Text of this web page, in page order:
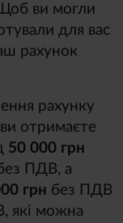
ви могли
для вас
рахунок
рахунку
отримаєте
50 000 грн
ПДВ, а
грн без ПДВ
які можна